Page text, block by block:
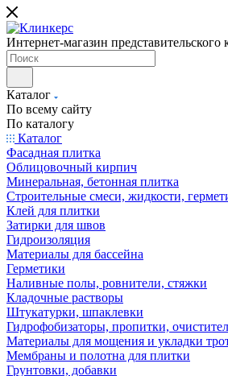
Интернет-магазин представительского
Каталог
По всему сайту
По каталогу
Каталог
Фасадная плитка
Облицовочный кирпич
Минеральная, бетонная плитка
Строительные смеси, жидкости,
Клей для плитки
Затирки для швов
Гидроизоляция
Материалы для бассейна
Герметики
Наливные полы, ровнители, стяжки
Кладочные растворы
Штукатурки, шпаклевки
Гидрофобизаторы, пропитки,
Материалы для мощения и укладки
Мембраны и полотна для плитки
Грунтовки, добавки